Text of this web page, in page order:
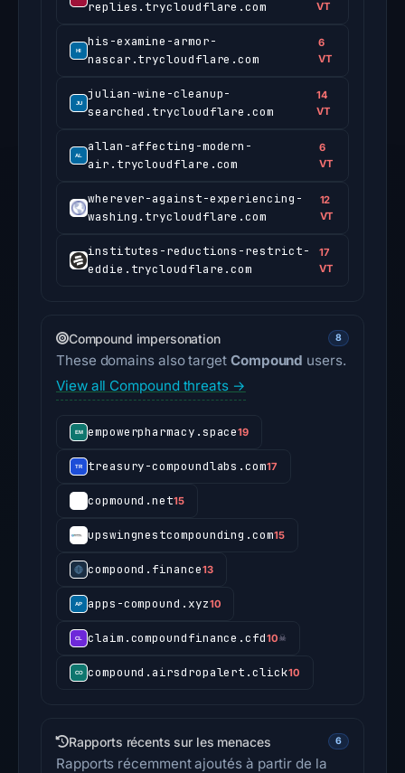
replies.trycloudflare.com VT
his-examine-armor-
nascar.trycloudflare.com
6
VT
julian-wine-cleanup-
searched.trycloudflare.com
14
VT
allan-affecting-modern-
air.trycloudflare.com
6
VT
wherever-against-experiencing-
washing.trycloudflare.com
12
VT
institutes-reductions-restrict-
eddie.trycloudflare.com
17
VT
Compound impersonation 8
These domains also target Compound users.
View all Compound threats →
empowerpharmacy.space19
treasury-compoundlabs.com17
copmound.net15
upswingnestcompounding.com15
compoond.finance13
apps-compound.xyz10
claim.compoundfinance.cfd10☠
compound.airsdropalert.click10
Rapports récents sur les menaces 6
Rapports récemment ajoutés à partir de la